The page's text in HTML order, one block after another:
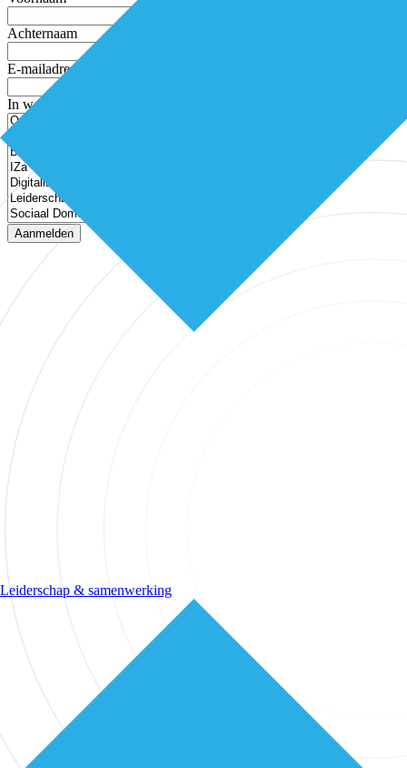
Leiderschap & samenwerking
Achternaam
E-mailadres
In welke thema’s ben je geïnteresseerd?
Aanmelden